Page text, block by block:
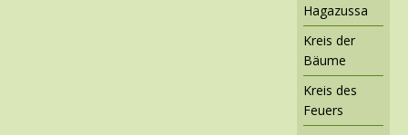
Hagazussa
Kreis der
Bäume
Kreis des
Feuers